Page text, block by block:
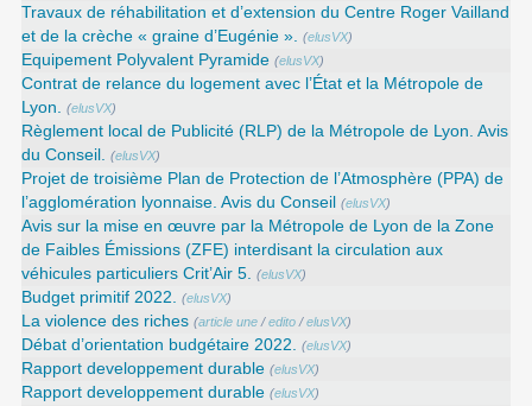
Travaux de réhabilitation et d’extension du Centre Roger Vailland
et de la crèche « graine d’Eugénie ». (elusVX)
Equipement Polyvalent Pyramide (elusVX)
Contrat de relance du logement avec l’État et la Métropole de
Lyon. (elusVX)
Règlement local de Publicité (RLP) de la Métropole de Lyon. Avis
du Conseil. (elusVX)
Projet de troisième Plan de Protection de l’Atmosphère (PPA) de
l’agglomération lyonnaise. Avis du Conseil
(elusVX)
Avis sur la mise en œuvre par la Métropole de Lyon de la Zone
de Faibles Émissions (ZFE) interdisant la circulation aux
véhicules particuliers Crit’Air 5. (elusVX)
Budget primitif 2022. (elusVX)
La violence des riches (article une /edito /elusVX)
Débat d’orientation budgétaire 2022. (elusVX)
Rapport developpement durable (elusVX)
Rapport developpement durable (elusVX)